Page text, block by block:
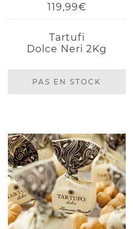
119,99€
Tartufi
Dolce Neri 2Kg
PAS EN STOCK